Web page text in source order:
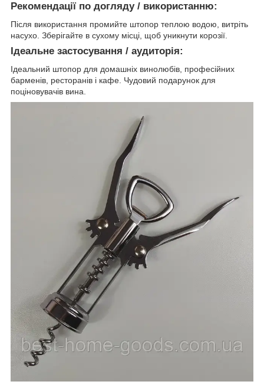
Рекомендації по догляду / використанню:
Після використання промийте штопор теплою водою, витріть
насухо. Зберігайте в сухому місці, щоб уникнути корозії.
Ідеальне застосування / аудиторія:
Ідеальний штопор для домашніх винолюбів, професійних
барменів, ресторанів і кафе. Чудовий подарунок для
поціновувачів вина.